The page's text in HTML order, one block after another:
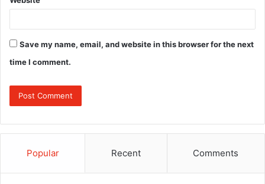
Save my name, email, and website in this browser for the next
time I comment.
Popular Recent Comments